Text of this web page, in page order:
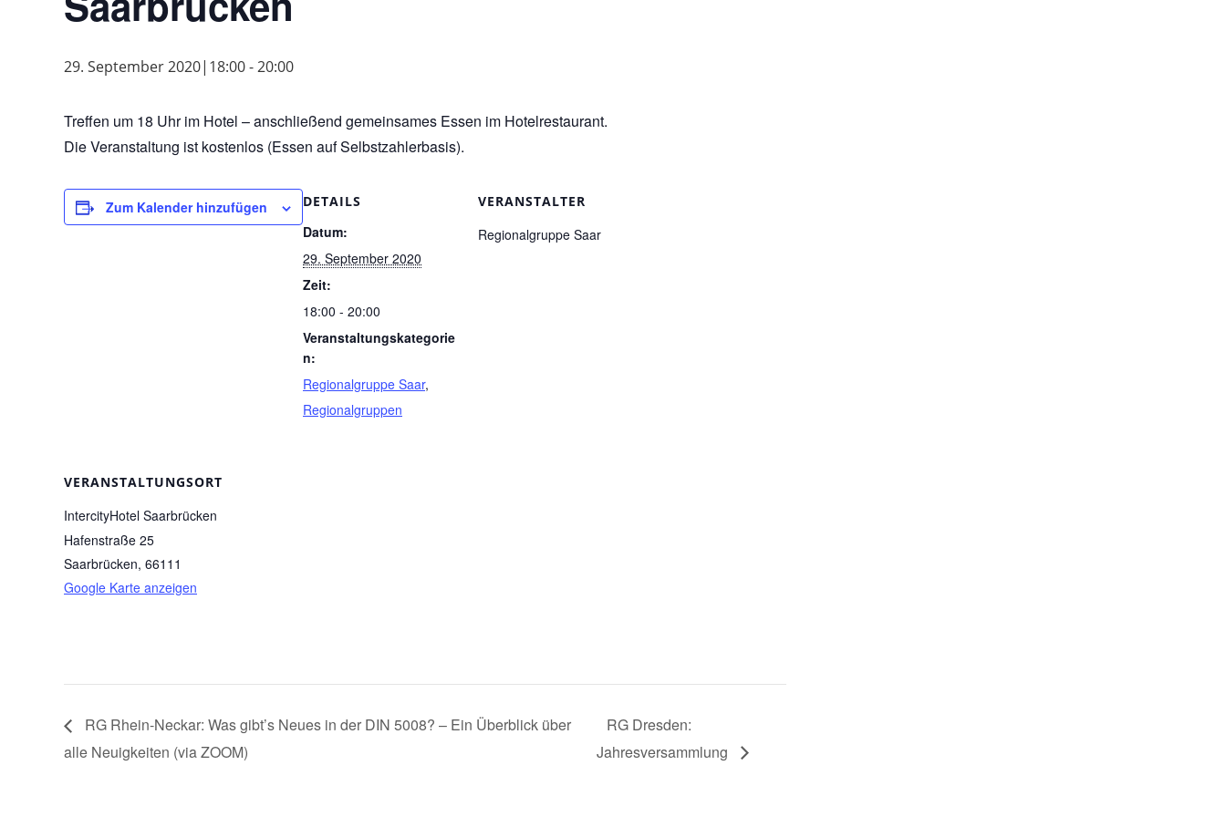
29. September 2020|18:00-20:00
Treffen um 18 Uhr im Hotel – anschließend gemeinsames Essen im Hotelrestaurant.
Die Veranstaltung ist kostenlos (Essen auf Selbstzahlerbasis).
Zum Kalender hinzufügen DETAILS
Datum:
29. September 2020
Zeit:
18:00 - 20:00
Veranstaltungskategorie
n:
Regionalgruppe Saar,
Regionalgruppen
VERANSTALTER
Regionalgruppe Saar
VERANSTALTUNGSORT
IntercityHotel Saarbrücken
Hafenstraße 25
Saarbrücken, 66111
Google Karte anzeigen
RG Rhein-Neckar: Was gibt’s Neues in der DIN 5008? – Ein Überblick über
alle Neuigkeiten (via ZOOM)
RG Dresden:
Jahresversammlung